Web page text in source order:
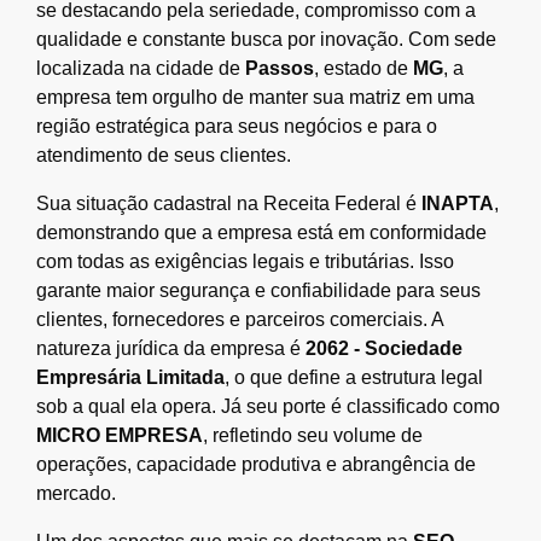
se destacando pela seriedade, compromisso com a
qualidade e constante busca por inovação. Com sede
localizada na cidade de Passos, estado de MG, a
empresa tem orgulho de manter sua matriz em uma
região estratégica para seus negócios e para o
atendimento de seus clientes.
Sua situação cadastral na Receita Federal é INAPTA,
demonstrando que a empresa está em conformidade
com todas as exigências legais e tributárias. Isso
garante maior segurança e confiabilidade para seus
clientes, fornecedores e parceiros comerciais. A
natureza jurídica da empresa é 2062 - Sociedade
Empresária Limitada, o que define a estrutura legal
sob a qual ela opera. Já seu porte é classificado como
MICRO EMPRESA, refletindo seu volume de
operações, capacidade produtiva e abrangência de
mercado.